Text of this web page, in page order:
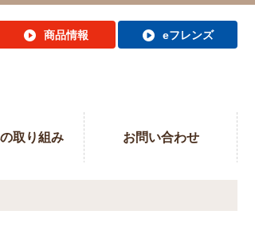
商品情報 eフレンズ
取り組み お問い合わせ